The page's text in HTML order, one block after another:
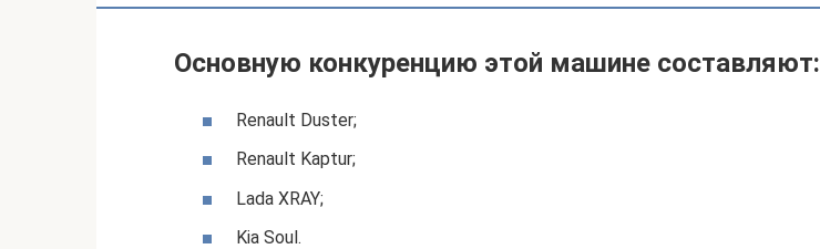
Основную конкуренцию этой машине составляют:
Renault Duster;
Renault Kaptur;
Lada XRAY;
Kia Soul.